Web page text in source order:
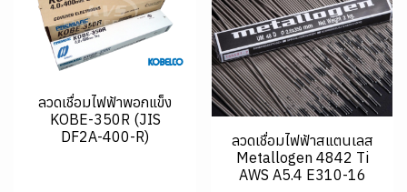
ลวดเชื่อมไฟฟ้าพอกแข็ง
KOBE-350R (JIS
DF2A-400-R)
ลวดเชื่อมไฟฟ้าสแตนเลส
Metallogen 4842 Ti
AWS A5.4 E310-16